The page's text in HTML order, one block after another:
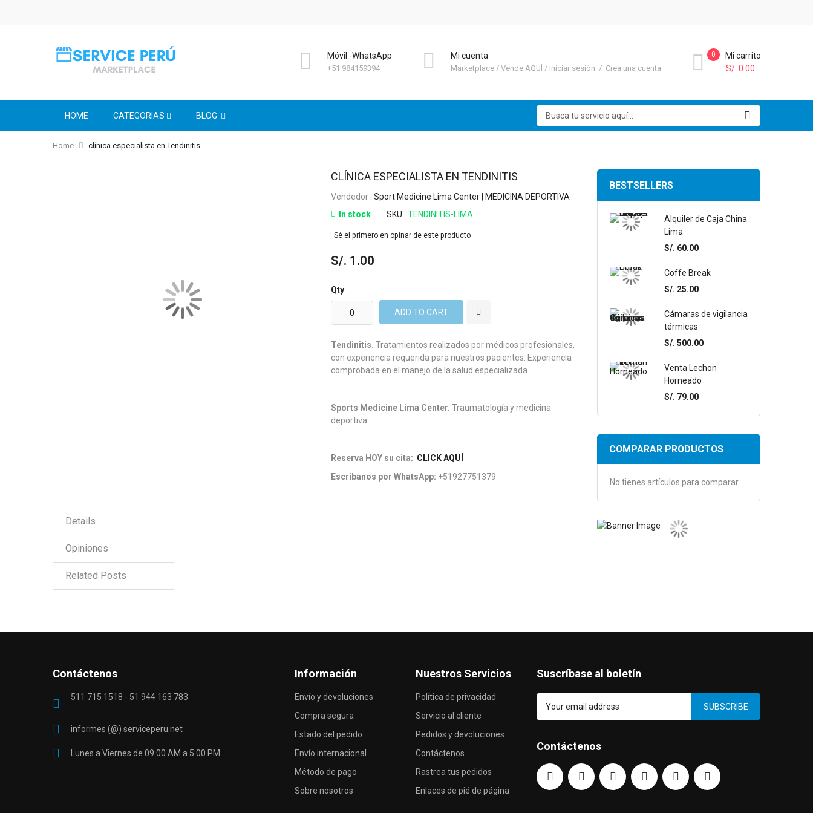
Móvil -WhatsApp
+51 984159394
Mi cuenta
Marketplace Vende AQUÍ Iniciar sesión Crea una cuenta
Mi carrito
0
S/. 0.00
HOME CATEGORIAS
BLOG
Buscar
Home clínica especialista en Tendinitis
CLÍNICA ESPECIALISTA EN TENDINITIS
Vendedor : Sport Medicine Lima Center | MEDICINA DEPORTIVA
In stock
SKU TENDINITIS-LIMA
Sé el primero en opinar de este producto
S/. 1.00
Qty
ADD TO CART
Tendinitis. Tratamientos realizados por médicos profesionales,
con experiencia requerida para nuestros pacientes. Experiencia
comprobada en el manejo de la salud especializada.
Sports Medicine Lima Center. Traumatología y medicina
deportiva
Reserva HOY su cita: CLICK AQUÍ
Escribanos por WhatsApp: +51927751379
beginning
gallery
Details
Opiniones
Related Posts
BESTSELLERS
Alquiler de Caja China
Lima
S/. 60.00
Coffe Break
S/. 25.00
Cámaras de vigilancia
térmicas
S/. 500.00
Venta Lechon
Horneado
S/. 79.00
COMPARAR PRODUCTOS
No tienes artículos para comparar.
Contáctenos
511 715 1518 - 51 944 163 783
informes (@) serviceperu.net
Lunes a Viernes de 09:00 AM a 5:00 PM
Información
Envío y devoluciones
Compra segura
Estado del pedido
Envío internacional
Método de pago
Sobre nosotros
Nuestros Servicios
Política de privacidad
Servicio al cliente
Pedidos y devoluciones
Contáctenos
Rastrea tus pedidos
Enlaces de pié de página
Suscríbase al boletín
SUBSCRIBE
Contáctenos